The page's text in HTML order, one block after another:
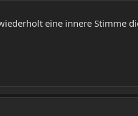
eine innere Stimme